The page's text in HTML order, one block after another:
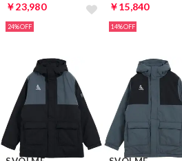
￥23,980
24%
￥15,840
14%